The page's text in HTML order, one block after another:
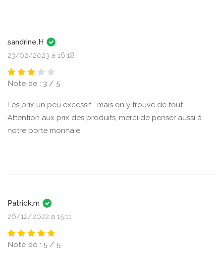
sandrine.H
23/02/2023 à 16:18
Note de : 3 / 5
Les prix un peu excessif... mais on y trouve de tout.
Attention aux prix des produits, merci de penser aussi à
notre porte monnaie.
Patrick.m
26/12/2022 à 15:11
Note de : 5 / 5